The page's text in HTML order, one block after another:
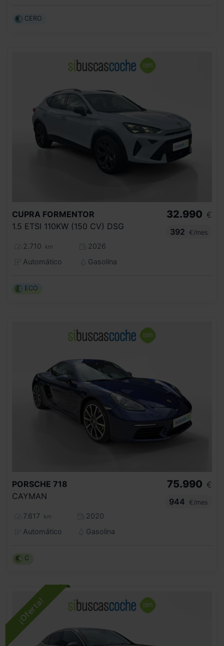
CERO
CUPRA FORMENTOR
1.5 ETSI 110KW (150 CV) DSG
2.710 km
2026
Automático
Gasolina
32.990 €
392
€/mes
ECO
PORSCHE 718
CAYMAN
7.617 km
2020
Automático
Gasolina
75.990 €
944
€/mes
C